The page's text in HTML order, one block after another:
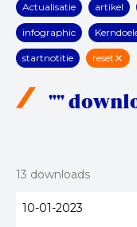
""
13 downloads
10-01-2023
Actualisatie artikel
infographic
startnotitie reset